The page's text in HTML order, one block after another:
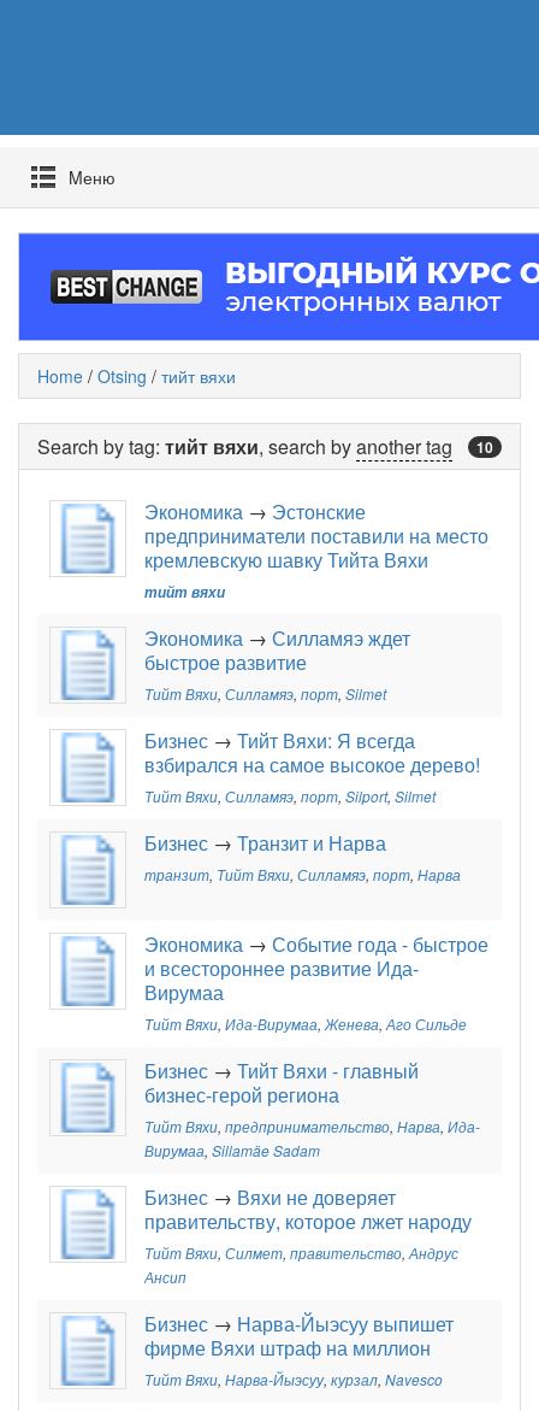
Mеню
Home / Otsing / тийт вяхи
10
Search by tag: тийт вяхи, search byanother tag
Экономика → Эстонские
предприниматели поставили на место
кремлевскую шавку Тийта Вяхи
тийт вяхи
Экономика → Силламяэ ждет
быстрое развитие
Тийт Вяхи, Силламяэ, порт, Silmet
Бизнес → Тийт Вяхи: Я всегда
взбирался на самое высокое дерево!
Тийт Вяхи, Силламяэ, порт, Silport, Silmet
Бизнес → Транзит и Нарва
транзит, Тийт Вяхи, Силламяэ, порт, Нарва
Экономика → Событие года - быстрое
и всестороннее развитие Ида-
Вирумаа
Тийт Вяхи, Ида-Вирумаа,Женева,Аго Сильде
Бизнес → Тийт Вяхи - главный
бизнес-герой региона
Тийт Вяхи, предпринимательство, Нарва, Ида-
Вирумаа, Sillamäe Sadam
Бизнес → Вяхи не доверяет
правительству, которое лжет народу
Тийт Вяхи, Силмет, правительство,Андрус
Ансип
Бизнес → Нарва-Йыэсуу выпишет
фирме Вяхи штраф на миллион
Тийт Вяхи, Нарва-Йыэсуу, курзал, Navesco